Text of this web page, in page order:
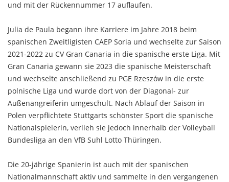
und mit der Rückennummer 17 auflaufen.
Julia de Paula begann ihre Karriere im Jahre 2018 beim
spanischen Zweitligisten CAEP Soria und wechselte zur Saison
2021-2022 zu CV Gran Canaria in die spanische erste Liga. Mit
Gran Canaria gewann sie 2023 die spanische Meisterschaft
und wechselte anschließend zu PGE Rzeszów in die erste
polnische Liga und wurde dort von der Diagonal- zur
Außenangreiferin umgeschult. Nach Ablauf der Saison in
Polen verpflichtete Stuttgarts schönster Sport die spanische
Nationalspielerin, verlieh sie jedoch innerhalb der Volleyball
Bundesliga an den VfB Suhl Lotto Thüringen.
Die 20-jährige Spanierin ist auch mit der spanischen
Nationalmannschaft aktiv und sammelte in den vergangenen